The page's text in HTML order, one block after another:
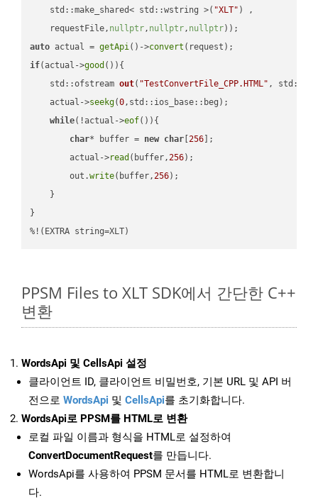
    std::make_shared< std::wstring >(
"XLT" ) ,
    requestFile,
nullptr, nullptr, nullptr))
auto actual = getApi()->convert
if(actual->good ()){
std::ofstream out( "TestConvertFile_CPP.HTML" ,
    actual->
seekg(0,std::ios_base::beg);
while(!actual->eof()){
char* buffer = new char [256 ];
        actual->
read (buffer,256);
        out.
write(buffer,256);
    }
}
%!(EXTRA string=XLT)
PPSM Files to XLT SDK에서 간단한 C++
변환
WordsApi 및 CellsApi 설정
클라이언트 ID, 클라이언트 비밀번호, 기본 URL 및 API 버
전으로 WordsApi 및 CellsApi를 초기화합니다.
WordsApi로 PPSM를 HTML로 변환
로컬 파일 이름과 형식을 HTML로 설정하여
ConvertDocumentRequest를 만듭니다.
WordsApi를 사용하여 PPSM 문서를 HTML로 변환합니
다.